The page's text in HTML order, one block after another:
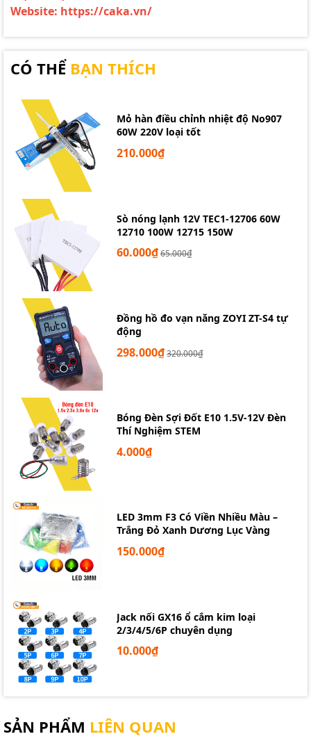
Website: https://caka.vn/
CÓ THỂ BẠN THÍCH
Mỏ hàn điều chỉnh nhiệt độ No907
60W 220V loại tốt
210.000₫
Sò nóng lạnh 12V TEC1-12706 60W
12710 100W 12715 150W
60.000₫65.000₫
Đồng hồ đo vạn năng ZOYI ZT-S4 tự
động
298.000₫320.000₫
Bóng Đèn Sợi Đốt E10 1.5V-12V Đèn
Thí Nghiệm STEM
4.000₫
LED 3mm F3 Có Viền Nhiều Màu –
Trắng Đỏ Xanh Dương Lục Vàng
150.000₫
Jack nối GX16 ổ cắm kim loại
2/3/4/5/6P chuyên dụng
10.000₫
SẢN PHẨM LIÊN QUAN